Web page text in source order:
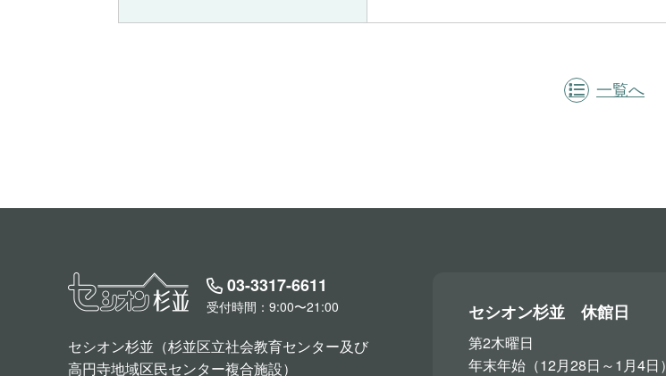
一覧へ
03-3317-6611
受付時間：9:00〜21:00
セシオン杉並（杉並区立社会教育センター及び
高円寺地域区民センター複合施設）
セシオン杉並 休館日
第2木曜日
年末年始（12月28日～1月4日）